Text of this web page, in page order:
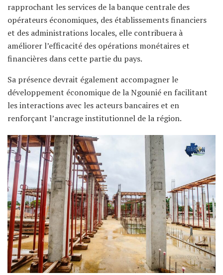
rapprochant les services de la banque centrale des
opérateurs économiques, des établissements financiers
et des administrations locales, elle contribuera à
améliorer l’efficacité des opérations monétaires et
financières dans cette partie du pays.
Sa présence devrait également accompagner le
développement économique de la Ngounié en facilitant
les interactions avec les acteurs bancaires et en
renforçant l’ancrage institutionnel de la région.